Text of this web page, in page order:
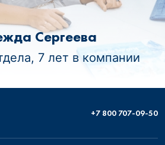
Сергеева
7 лет в компании
+7 800 707-09-50